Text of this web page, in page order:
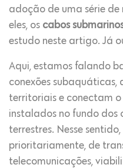
adoção de uma série de
eles, os cabos
estudo neste artigo. Já
Aqui, estamos falando
conexões subaquáticas,
territoriais e conectam
instalados no fundo dos
terrestres. Nesse
prioritariamente, de
telecomunicações,